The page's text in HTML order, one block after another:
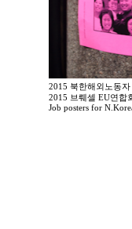
2015 북한해외노동
2015 브뤠셀 EU연합
Job posters for